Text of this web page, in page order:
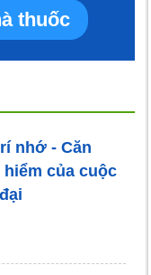
thuốc
nhớ - Căn
hiểm của cuộc